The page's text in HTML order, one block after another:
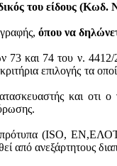
του είδους (Κωδ.
όπου να
73 και 74 του ν.
επιλογής τα
και oτι
πρότυπα (ISO,
από ανεξάρτητους